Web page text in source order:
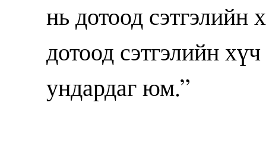
нь дотоод сэтгэлийн
дотоод сэтгэлийн
ундардаг юм.”